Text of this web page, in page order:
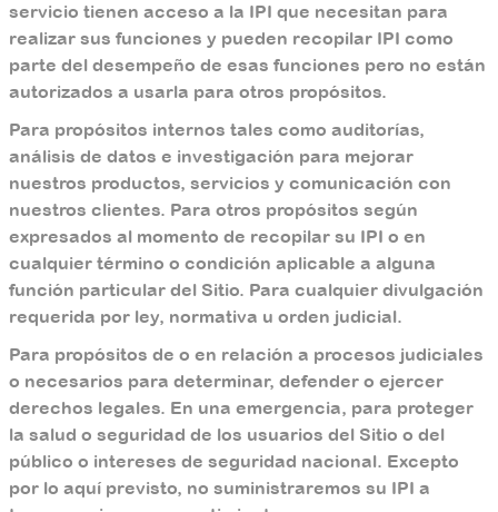
servicio tienen acceso a la IPI que necesitan para
realizar sus funciones y pueden recopilar IPI como
parte del desempeño de esas funciones pero no están
autorizados a usarla para otros propósitos.
Para propósitos internos tales como auditorías,
análisis de datos e investigación para mejorar
nuestros productos, servicios y comunicación con
nuestros clientes. Para otros propósitos según
expresados al momento de recopilar su IPI o en
cualquier término o condición aplicable a alguna
función particular del Sitio. Para cualquier divulgación
requerida por ley, normativa u orden judicial.
Para propósitos de o en relación a procesos judiciales
o necesarios para determinar, defender o ejercer
derechos legales. En una emergencia, para proteger
la salud o seguridad de los usuarios del Sitio o del
público o intereses de seguridad nacional. Excepto
por lo aquí previsto, no suministraremos su IPI a